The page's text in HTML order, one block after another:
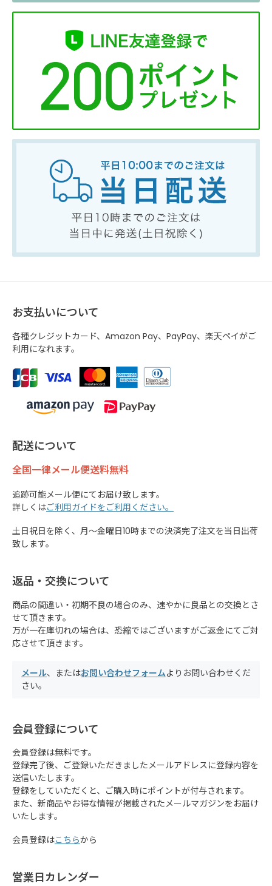
お支払いについて
各種クレジットカード、Amazon Pay、PayPay、楽天ペイがご
利用になれます。
配送について
全国一律メール便送料無料
追跡可能メール便にてお届け致します。
詳しくはご利用ガイドをご利用ください。
土日祝日を除く、月～金曜日10時までの決済完了注文を当日出荷
致します。
返品・交換について
商品の間違い・初期不良の場合のみ、速やかに良品との交換とさ
せて頂きます。
万が一在庫切れの場合は、恐縮ではございますがご返金にてご対
応させて頂きます。
メール、またはお問い合わせフォームよりお問い合わせくだ
さい。
会員登録について
会員登録は無料です。
登録完了後、ご登録いただきましたメールアドレスに登録内容を
送信いたします。
登録をしていただくと、ご購入時にポイントが付与されます。
また、新商品やお得な情報が掲載されたメールマガジンをお届け
いたします。
会員登録はこちらから
営業日カレンダー